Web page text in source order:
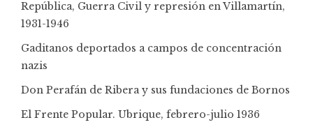
República, Guerra Civil y represión en Villamartín,
1931-1946
Gaditanos deportados a campos de concentración
nazis
Don Perafán de Ribera y sus fundaciones de Bornos
El Frente Popular. Ubrique, febrero-julio 1936